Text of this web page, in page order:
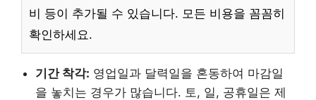
비 등이 추가될 수 있습니다. 모든 비용을 꼼꼼히
확인하세요.
기간 착각: 영업일과 달력일을 혼동하여 마감일
을 놓치는 경우가 많습니다. 토, 일, 공휴일은 제